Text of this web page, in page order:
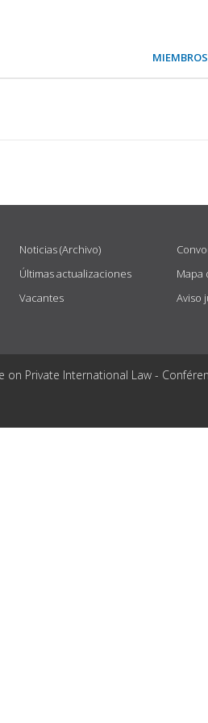
Noticias (Archivo)
Últimas actualizaciones
Vacantes
Mapa
Aviso
on Private International Law -